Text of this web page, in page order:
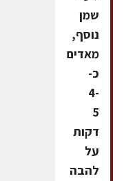
שמן
נוסף,
מאדים
כ-
4-
5
דקות
על
להבה